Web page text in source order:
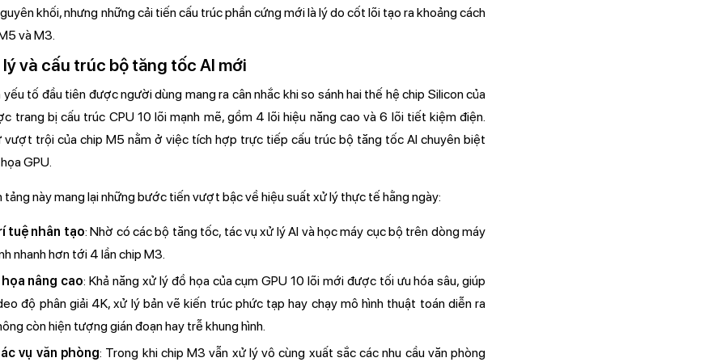
khối, nhưng những cải tiến cấu trúc phần cứng mới là lý do cốt lõi tạo ra khoảng cách
và M3.
và cấu trúc bộ tăng tốc AI mới
yếu tố đầu tiên được người dùng mang ra cân nhắc khi so sánh hai thế hệ chip Silicon của
trang bị cấu trúc CPU 10 lõi mạnh mẽ, gồm 4 lõi hiệu năng cao và 6 lõi tiết kiệm điện.
trội của chip M5 nằm ở việc tích hợp trực tiếp cấu trúc bộ tăng tốc AI chuyên biệt
GPU.
tảng này mang lại những bước tiến vượt bậc về hiệu suất xử lý thực tế hằng ngày:
tuệ nhân tạo: Nhờ có các bộ tăng tốc, tác vụ xử lý AI và học máy cục bộ trên dòng máy
nhanh hơn tới 4 lần chip M3.
nâng cao: Khả năng xử lý đồ họa của cụm GPU 10 lõi mới được tối ưu hóa sâu, giúp
độ phân giải 4K, xử lý bản vẽ kiến trúc phức tạp hay chạy mô hình thuật toán diễn ra
còn hiện tượng gián đoạn hay trễ khung hình.
vụ văn phòng: Trong khi chip M3 vẫn xử lý vô cùng xuất sắc các nhu cầu văn phòng